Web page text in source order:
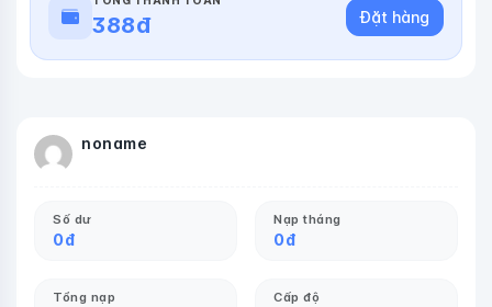
388đ Đặt hàng
noname
Số dư
0đ
Nạp tháng
0đ
Tổng nạp Cấp độ